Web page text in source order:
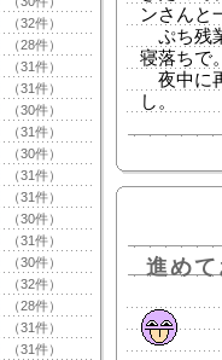
（32件）
（28件）
（31件）
（31件）
（30件）
（31件）
（30件）
（31件）
（31件）
（30件）
（31件）
（30件）
（32件）
（28件）
（31件）
（31件）
ンさんと
ぷち残
寝落ちで
夜中に
し。
進め